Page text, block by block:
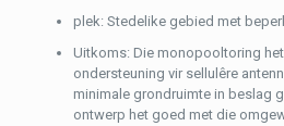
plek: Stedelike gebied met
Uitkoms: Die monopooltoring
ondersteuning vir sellulêre
minimale grondruimte in beslag
ontwerp het goed met die